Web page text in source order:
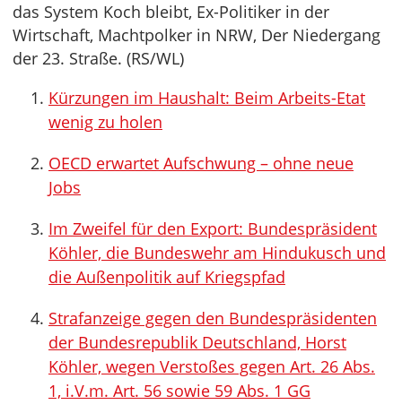
das System Koch bleibt, Ex-Politiker in der
Wirtschaft, Machtpolker in NRW, Der Niedergang
der 23. Straße. (RS/WL)
Kürzungen im Haushalt: Beim Arbeits-Etat
wenig zu holen
OECD erwartet Aufschwung – ohne neue
Jobs
Im Zweifel für den Export: Bundespräsident
Köhler, die Bundeswehr am Hindukusch und
die Außenpolitik auf Kriegspfad
Strafanzeige gegen den Bundespräsidenten
der Bundesrepublik Deutschland, Horst
Köhler, wegen Verstoßes gegen Art. 26 Abs.
1, i.V.m. Art. 56 sowie 59 Abs. 1 GG